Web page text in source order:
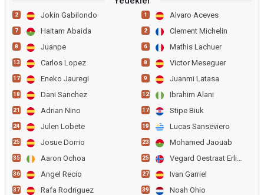
2 Jokin Gabilondo
7 Haitam Abaida
8 Juanpe
13 Carlos Lopez
17 Eneko Jauregi
18 Dani Sanchez
21 Adrian Nino
24 Julen Lobete
25 Josue Dorrio
35 Aaron Ochoa
36 Angel Recio
37 Rafa Rodriguez
1 Alvaro Aceves
2 Clement Michelin
6 Mathis Lachuer
8 Victor Meseguer
9 Juanmi Latasa
12 Ibrahim Alani
17 Stipe Biuk
19 Lucas Sanseviero
23 Mohamed Jaouab
25 Vegard Oestraat Erlien
27 Ivan Garriel
39 Noah Ohio